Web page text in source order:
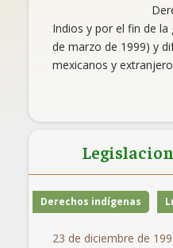
Indios y por el fin de la
de marzo de 1999) y
mexicanos y
Derechos indígenas
23 de diciembre de